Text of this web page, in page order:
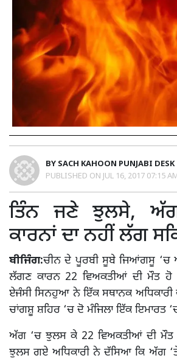
BY SACH KAHOON PUNJABI DESK
PUBLISHED ON JUL 16, 2017 07:15
ਤਿੰਨ ਜਣੇ ਝੁਲਸੇ,
ਕਾਰਨਾਂ ਦਾ ਨਹੀਂ ਲੱਗ
ਬੀਜਿੰਗ:ਚੀਨ ਦੇ ਪੂਰਬੀ ਸੂਬੇ ਜਿਆਂਗਸੂ
ਲੱਗਣ ਕਾਰਨ 22 ਵਿਅਕਤੀਆਂ ਦੀ ਮੌਤ ਹੋ
ਏਜੰਸੀ ਸਿਨਹੁਆ ਨੇ ਇੱਕ ਸਥਾਨਕ ਅਧਿਕਾਰੀ
ਚਾਂਗਸ਼ੂ ਸ਼ਹਿਰ ‘ਚ ਦੋ ਮੰਜਿਲਾ ਇੱਕ
ਅੱਗ ‘ਚ ਝੁਲਸ ਕੇ 22 ਵਿਅਕਤੀਆਂ ਦੀ
ਝੁਲਸ ਗਏ ਅਧਿਕਾਰੀ ਨੇ ਦੱਸਿਆ ਕਿ ਅੱਗ